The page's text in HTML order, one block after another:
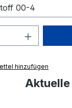
Anzahl:
hinzufügen